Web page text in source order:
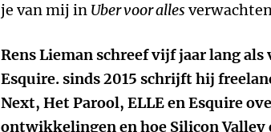
je van mij in Uber voor alles
Rens Lieman schreef vijf jaar lang
Esquire. sinds 2015 schrijft hij
Next, Het Parool, ELLE en Esquire
ontwikkelingen en hoe Silicon Valley